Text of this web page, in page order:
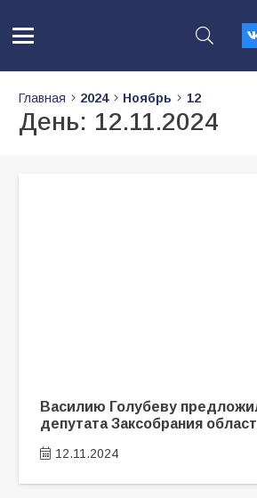
Главная 2024 Ноябрь 12
День: 12.11.2024
Василию Голубеву
депутата Заксобрания
12.11.2024